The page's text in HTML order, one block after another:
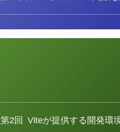
第2回 Viteが提供する開発環